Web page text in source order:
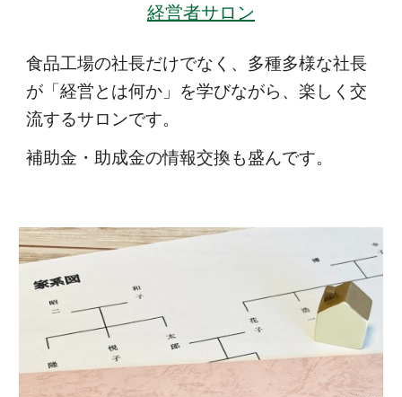
経営者サロン
食品工場の社長だけでなく、多種多様な社長
が「経営とは何か」を学びながら、楽しく交
流するサロンです。
補助金・助成金の情報交換も盛んです。